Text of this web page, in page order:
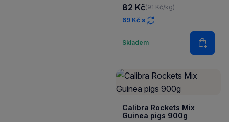
tito naši malí kamarádi milují.
82 Kč(91 Kč/kg)
69 Kč s
Skladem
Množství
Do
Calibra Rockets Mix
Guinea pigs 900g